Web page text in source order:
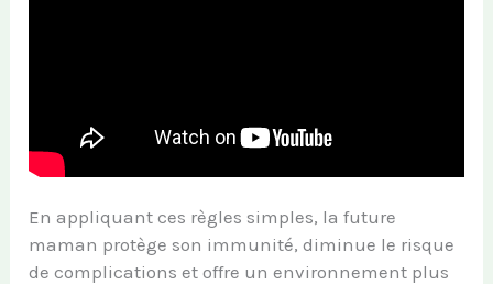
En appliquant ces règles simples, la future
maman protège son immunité, diminue le risque
de complications et offre un environnement plus